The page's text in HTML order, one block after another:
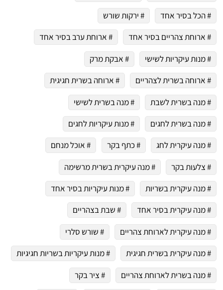
# הכל בסיר אחד
# ירקות שורש
# ארוחת צהריים בסיר אחד
# ארוחת ערב בסיר אחד
# מנות עיקריות לשישי
# אבקת מרק
# ארוחה בשרית לצהריים
# ארוחה בשרית חגיגית
# מנה בשרית לשבת
# מנה בשרית לשישי
# מנה בשרית לחגים
# מנות עיקריות לחגים
# מנה עיקרית לחג
# כתף בקר
# אוכל מנחם
# צלעות בקר
# מנה עיקרית בשרית מרשימה
# מנה עיקרית בשריות
# מנות עיקריות בסיר אחד
# מנה עיקרית בסיר אחד
# שבת בצהריים
# מנה עיקרית לארוחת צהריים
# שורש סלרי
# מנה עיקרית בשרית חגיגית
# מנות עיקריות בשריות חגיגיות
# מנה בשרית לארוחת צהריים
# ציר בקר